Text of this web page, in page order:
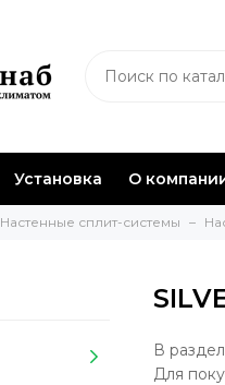
Установка О
Настенные сплит-системы
В
Для